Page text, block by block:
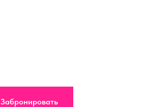
Забронировать